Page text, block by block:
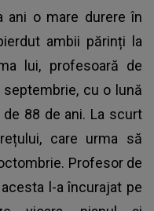
ani o mare durere în
ambii părinți la
lui, profesoară de
cu o lună
88 de ani. La scurt
care urma să
Profesor de
l-a încurajat pe